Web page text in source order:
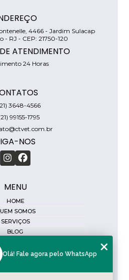
4466 - Jardim Sulacap
- RJ - CEP: 21750-120
ATENDIMENTO
24 Horas
3648-4566
99155-1795
NOS
MENU
HOME
QUEM SOMOS
SERVIÇOS
BLOG
RÁPIDO
CONTATO
CATEGORIAS
MAPA DO SITE
Olá! Fale agora pelo WhatsApp